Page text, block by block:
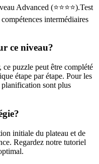
Advanced (⭐⭐⭐⭐).Test
intermédiaires
ce niveau?
ce puzzle peut être complété
étape par étape. Pour les
planification sont plus
initiale du plateau et de
Regardez notre tutoriel